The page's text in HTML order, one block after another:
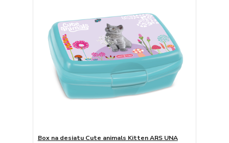
Box na desiatu Cute animals Kitten ARS UNA